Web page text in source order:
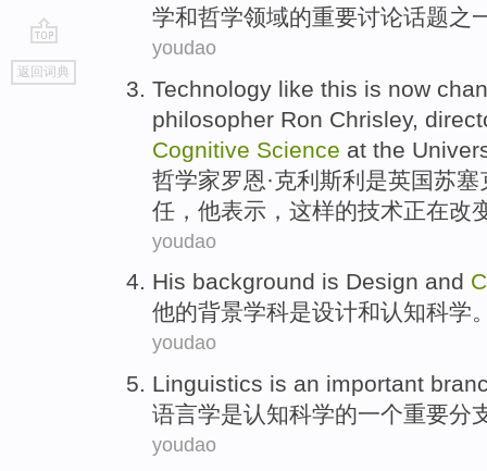
go
top
返回词典
学和哲学领域的重要讨论话题之
youdao
Technology like this is now
philosopher Ron Chrisley,
Cognitive Science at the
哲学家罗恩 ·克利斯利是英国苏塞
任 ，他表示 ， 这样的技术正在改
youdao
His background is Design and
他的背景学科是设计和认知科学
youdao
Linguistics is an important
语言学是认知科学的一个重要分
youdao